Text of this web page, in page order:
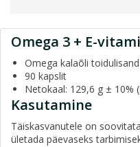
Omega 3 + E-
Omega kalaõli toidulisand
90 kapslit
Netokaal: 129,6 g ± 10%
Kasutamine
Täiskasvanutele on
ületada päevaseks